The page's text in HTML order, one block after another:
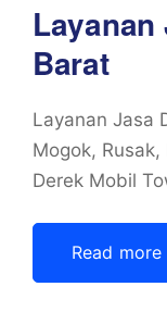
Layanan
Barat
Layanan Jasa
Mogok,
Derek Mobil
Read more